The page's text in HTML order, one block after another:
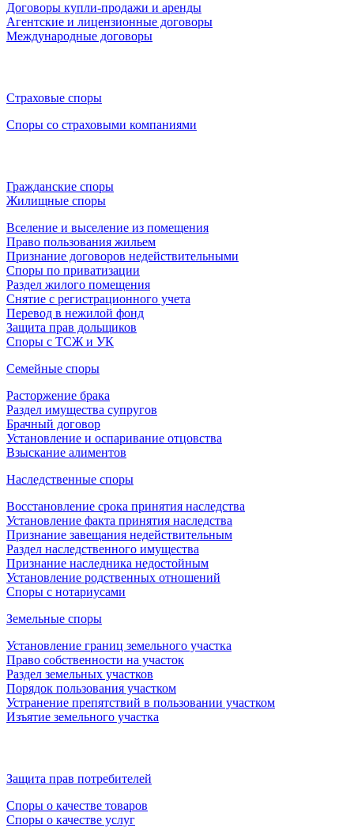
Договоры купли-продажи и аренды
Агентские и лицензионные договоры
Международные договоры
Страховые споры
Споры со страховыми компаниями
Гражданские споры
Жилищные споры
Вселение и выселение из помещения
Право пользования жильем
Признание договоров недействительными
Споры по приватизации
Раздел жилого помещения
Снятие с регистрационного учета
Перевод в нежилой фонд
Защита прав дольщиков
Споры с ТСЖ и УК
Семейные споры
Расторжение брака
Раздел имущества супругов
Брачный договор
Установление и оспаривание отцовства
Взыскание алиментов
Наследственные споры
Восстановление срока принятия наследства
Установление факта принятия наследства
Признание завещания недействительным
Раздел наследственного имущества
Признание наследника недостойным
Установление родственных отношений
Споры с нотариусами
Земельные споры
Установление границ земельного участка
Право собственности на участок
Раздел земельных участков
Порядок пользования участком
Устранение препятствий в пользовании участком
Изъятие земельного участка
Защита прав потребителей
Споры о качестве товаров
Споры о качестве услуг